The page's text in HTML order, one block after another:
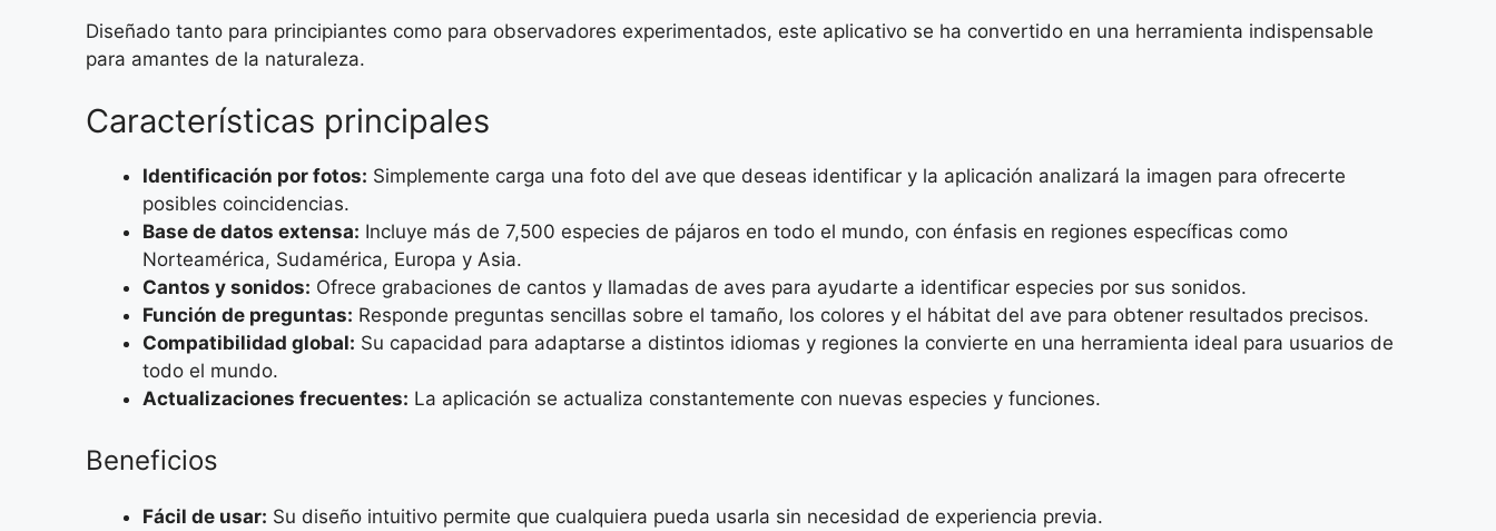
Diseñado tanto para principiantes como para observadores experimentados, este aplicativo se ha convertido en una herramienta indispensable
para amantes de la naturaleza.
Características principales
Identificación por fotos: Simplemente carga una foto del ave que deseas identificar y la aplicación analizará la imagen para ofrecerte
posibles coincidencias.
Base de datos extensa: Incluye más de 7,500 especies de pájaros en todo el mundo, con énfasis en regiones específicas como
Norteamérica, Sudamérica, Europa y Asia.
Cantos y sonidos: Ofrece grabaciones de cantos y llamadas de aves para ayudarte a identificar especies por sus sonidos.
Función de preguntas: Responde preguntas sencillas sobre el tamaño, los colores y el hábitat del ave para obtener resultados precisos.
Compatibilidad global: Su capacidad para adaptarse a distintos idiomas y regiones la convierte en una herramienta ideal para usuarios de
todo el mundo.
Actualizaciones frecuentes: La aplicación se actualiza constantemente con nuevas especies y funciones.
Beneficios
Fácil de usar: Su diseño intuitivo permite que cualquiera pueda usarla sin necesidad de experiencia previa.